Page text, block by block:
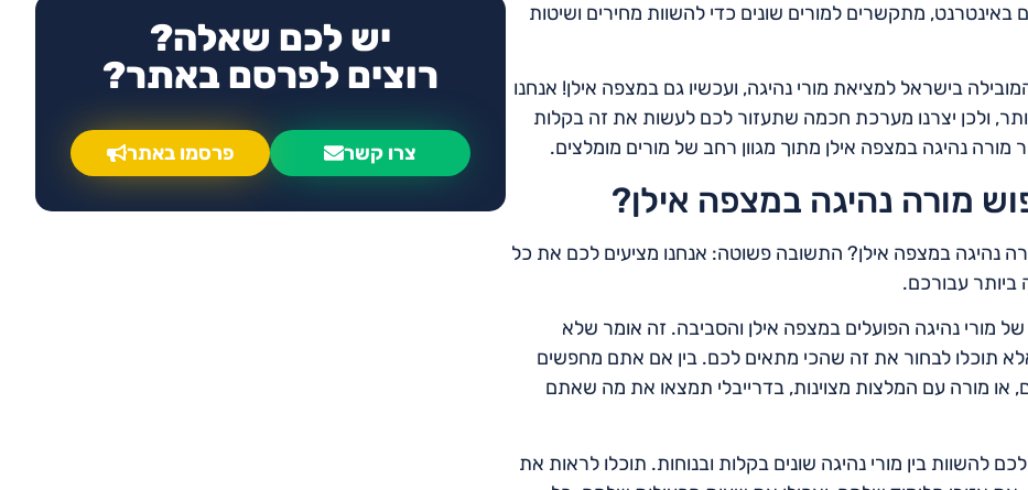
מתקשרים למורים שונים כדי להשוות מחירים ושיטות
בישראל למציאת מורי נהיגה, ועכשיו גם במצפה אילן! אנחנו
ולכן יצרנו מערכת חכמה שתעזור לכם לעשות את זה בקלות
נהיגה במצפה אילן מתוך מגוון רחב של מורים מומלצים.
מורה נהיגה במצפה אילן?
נהיגה במצפה אילן? התשובה פשוטה: אנחנו מציעים לכם את כל
עבורכם.
של מורי נהיגה הפועלים במצפה אילן והסביבה. זה אומר שלא
תוכלו לבחור את זה שהכי מתאים לכם. בין אם אתם מחפשים
או מורה עם המלצות מצוינות, בדרייבלי תמצאו את מה שאתם
להשוות בין מורי נהיגה שונים בקלות ובנוחות. תוכלו לראות את
יש לכם שאלה?
רוצים לפרסם באתר?
צרו קשר פרסמו באתר